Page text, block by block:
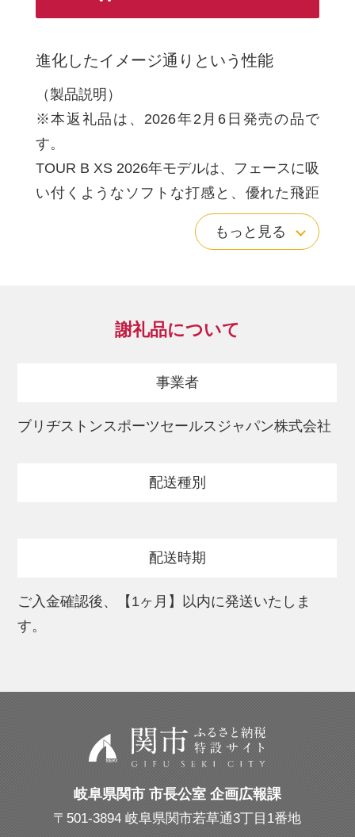
進化したイメージ通りという性能
（製品説明）
※本返礼品は、2026年2月6日発売の品で
す。
TOUR B XS 2026年モデルは、フェースに吸
い付くようなソフトな打感と、優れた飛距
離性能、イメージ通りに「寄る」非常に高
いスピン性能のバランスを追求したゴルフ
ドライバーショットでは優れた飛距離性能
アプローチショットでは、リアクティブ
トコーティングにより、イメージ通りのス
風の影響を考慮したディンプル構造で、安
・ドライバーショット：優れた飛距離性能
・アプローチショット：イメージ通りに
・アウターカバー：リアクティブiQ・ウレ
タンカバーの3ピース構造
もっと見る
謝礼品について
事業者
ブリヂストンスポーツセールスジャパン株式会社
配送種別
配送時期
ご入金確認後、【1ヶ月】以内に発送いたしま
す。
岐阜県関市 市長公室 企画広報課
〒501-3894 岐阜県関市若草通3丁目1番地